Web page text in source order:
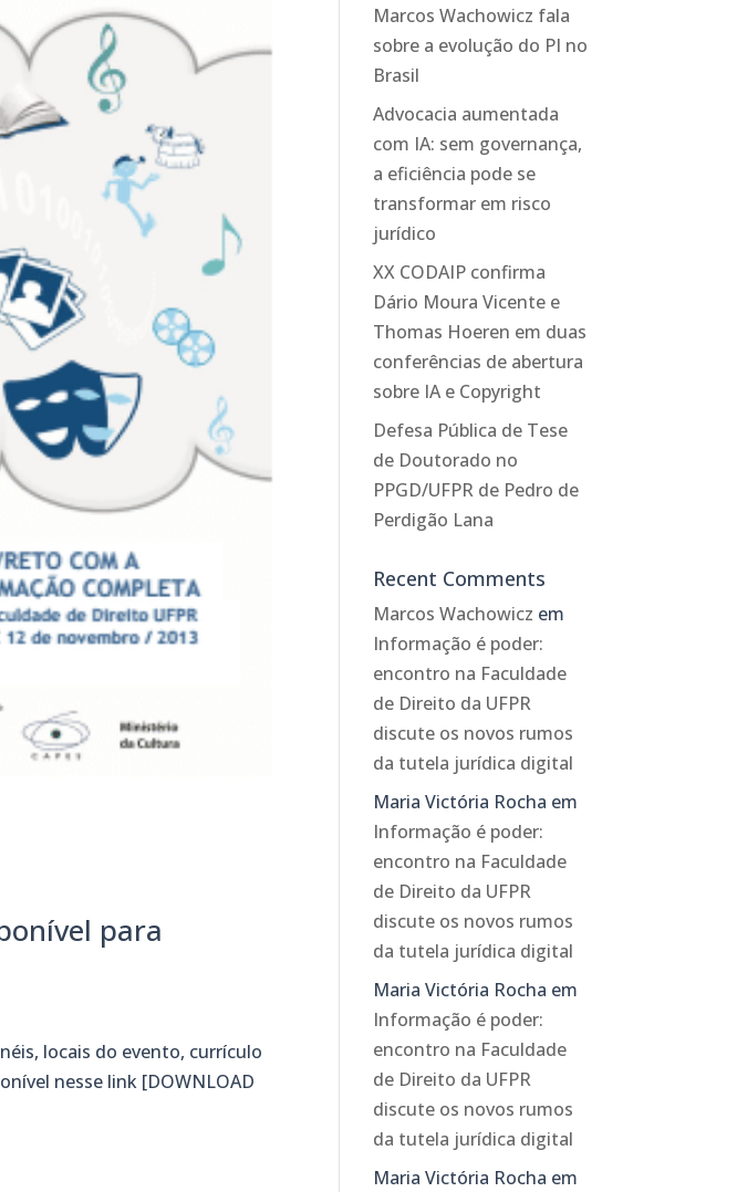
para
locais do evento, currículo
nesse link [DOWNLOAD
Marcos Wachowicz fala
sobre a evolução do PI no
Brasil
Advocacia aumentada
com IA: sem governança,
a eficiência pode se
transformar em risco
jurídico
XX CODAIP confirma
Dário Moura Vicente e
Thomas Hoeren em duas
conferências de abertura
sobre IA e Copyright
Defesa Pública de Tese
de Doutorado no
PPGD/UFPR de Pedro de
Perdigão Lana
Recent Comments
Marcos Wachowicz em
Informação é poder:
encontro na Faculdade
de Direito da UFPR
discute os novos rumos
da tutela jurídica digital
Maria Victória Rocha em
Informação é poder:
encontro na Faculdade
de Direito da UFPR
discute os novos rumos
da tutela jurídica digital
Maria Victória Rocha em
Informação é poder:
encontro na Faculdade
de Direito da UFPR
discute os novos rumos
da tutela jurídica digital
Maria Victória Rocha em